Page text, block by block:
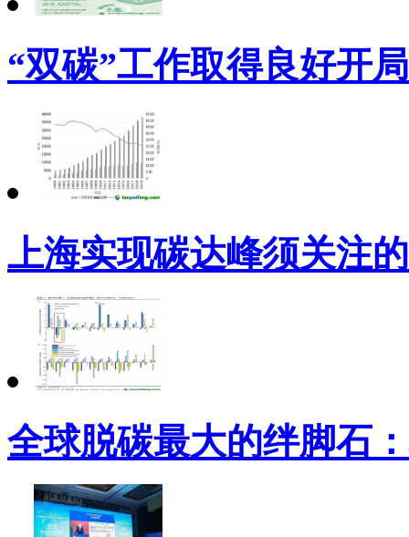
“双碳”工作取得良好开局
上海实现碳达峰须关注
全球脱碳最大的绊脚石